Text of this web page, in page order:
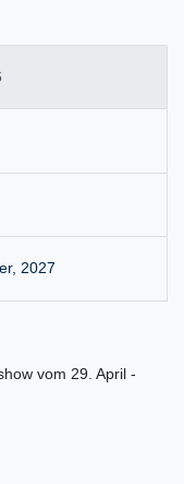
2027
vom 29. April -